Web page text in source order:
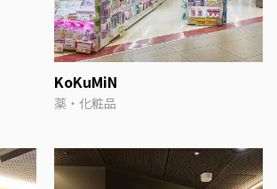
KoKuMiN
薬・化粧品